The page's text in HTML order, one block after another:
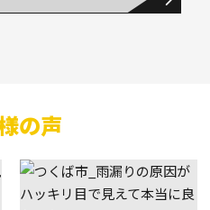
の声